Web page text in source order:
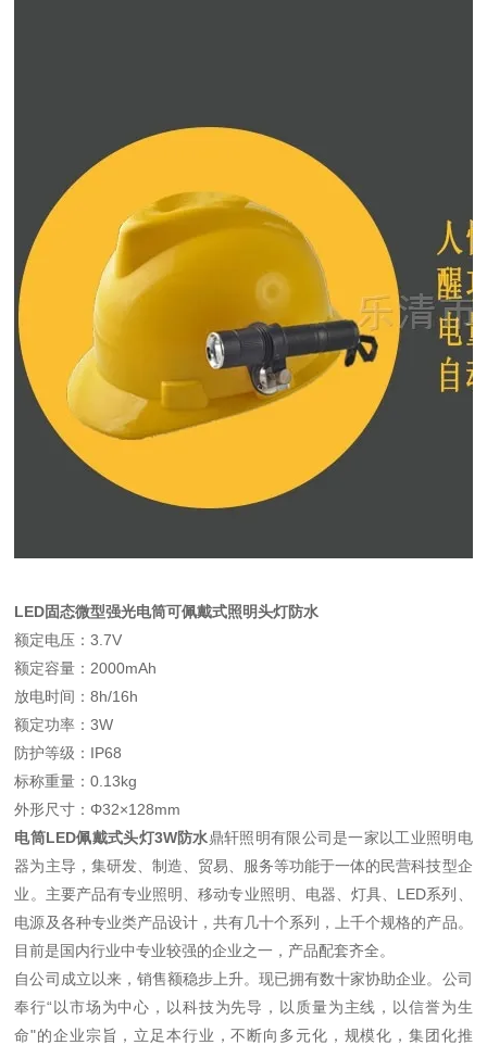
LED固态微型强光电筒可佩戴式照明头灯防水
额定电压：3.7V
额定容量：2000mAh
放电时间：8h/16h
额定功率：3W
防护等级：IP68
标称重量：0.13kg
外形尺寸：Φ32×128mm
电筒LED佩戴式头灯3W防水鼎轩照明有限公司是一家以工业照明电
器为主导，集研发、制造、贸易、服务等功能于一体的民营科技型企
业。主要产品有专业照明、移动专业照明、电器、灯具、LED系列、
电源及各种专业类产品设计，共有几十个系列，上千个规格的产品。
目前是国内行业中专业较强的企业之一，产品配套齐全。
自公司成立以来，销售额稳步上升。现已拥有数十家协助企业。公司
奉行“以市场为中心，以科技为先导，以质量为主线，以信誉为生
命"的企业宗旨，立足本行业，不断向多元化，规模化，集团化推